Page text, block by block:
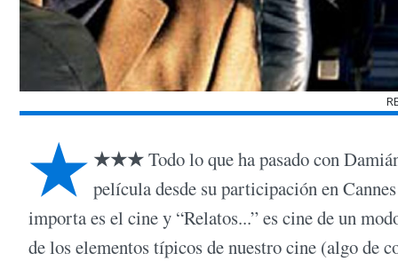
★ ★★★Todo lo que ha pasado con
película desde su participación en
importa es el cine y “Relatos...” es cine de un
de los elementos típicos de nuestro cine (algo de